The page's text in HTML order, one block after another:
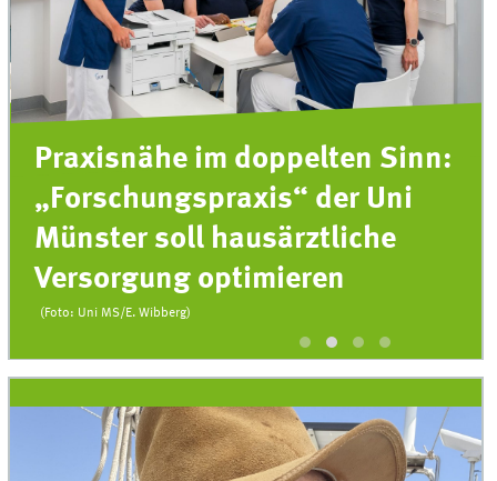
Praxisnähe im doppelten Sinn:
„Forschungspraxis“ der Uni
Münster soll hausärztliche
Versorgung optimieren
(Foto: Uni MS/E. Wibberg)